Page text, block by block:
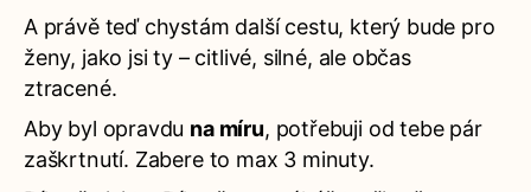
A právě teď chystám další cestu, který bude pro
ženy, jako jsi ty – citlivé, silné, ale občas
ztracené.
Aby byl opravdu na míru, potřebuji od tebe pár
zaškrtnutí. Zabere to max 3 minuty.